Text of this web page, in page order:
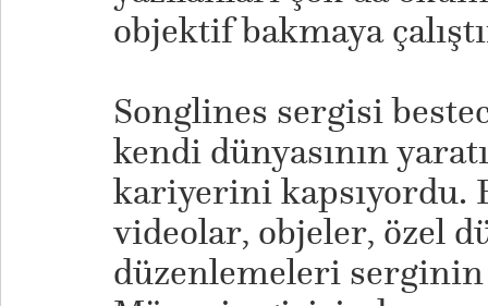
objektif bakmaya
Songlines sergisi
kendi dünyasının
kariyerini kapsıyordu.
videolar, objeler, özel
düzenlemeleri